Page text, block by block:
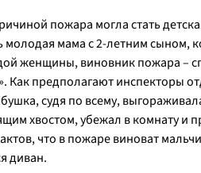
пожара могла стать
молодая мама с 2-летним сыном,
женщины, виновник пожара –
. Как предполагают инспекторы
судя по всему,
хвостом, убежал в комнату и
что в пожаре виноват
диван.